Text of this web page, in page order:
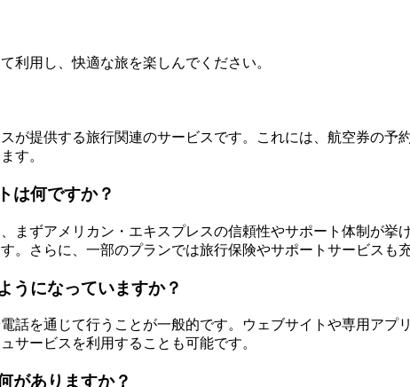
利用し、快適な旅を楽しんでください。
提供する旅行関連のサービスです。これには、航空券の予
す。
は何ですか？
まずアメリカン・エキスプレスの信頼性やサポート体制が挙
さらに、一部のプランでは旅行保険やサポートサービスも
うになっていますか？
話を通じて行うことが一般的です。ウェブサイトや専用アプ
サービスを利用することも可能です。
がありますか？